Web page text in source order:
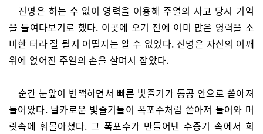
진명은 하는 수 없이 영력을 이용해 주열의 사고 당시 기억
을 들여다보기로 했다. 이곳에 오기 전에 이미 많은 영력을 소
비한 터라 잘 될지 어떨지는 알 수 없었다. 진명은 자신의 어깨
위에 얹어진 주열의 손을 살며시 잡았다.
순간 눈앞이 번쩍하면서 빠른 빛줄기가 동공 안으로 쏟아져
들어왔다. 날카로운 빛줄기들이 폭포수처럼 쏟아져 들어와 머
릿속에 휘몰아쳤다. 그 폭포수가 만들어낸 수증기 속에서 희